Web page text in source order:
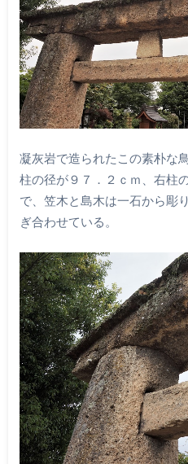
凝灰岩で造られたこの素朴な
柱の径が９７．２ｃｍ、右柱
で、笠木と島木は一石から彫
ぎ合わせている。